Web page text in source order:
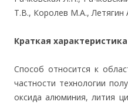
Т.В., Королев М.А.,
Краткая характеристика
Способ относится к
частности технологии
оксида алюминия, лития